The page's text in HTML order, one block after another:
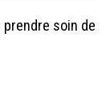
soin de